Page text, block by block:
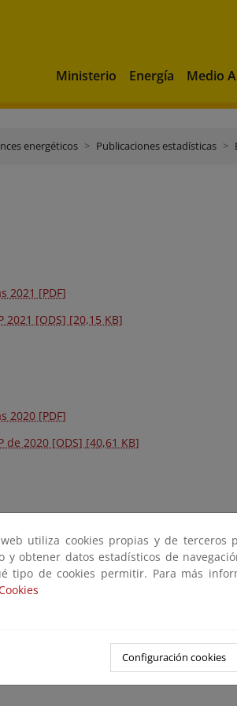
Ministerio Energía Medio
energéticos Publicaciones estadísticas
2021 [PDF]
[ODS] [20,15 KB]
2020 [PDF]
2020 [ODS] [40,61 KB]
2019 [PDF]
2019 [ODS] [40,7 KB]
utiliza cookies propias y de terceros
obtener datos estadísticos de
tipo de cookies permitir. Para más
Configuración cookies